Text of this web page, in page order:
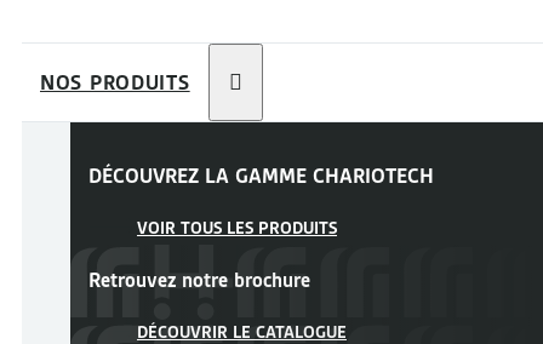
NOS PRODUITS
DÉCOUVREZ LA GAMME CHARIOTECH
VOIR TOUS LES PRODUITS
Retrouvez notre brochure
DÉCOUVRIR LE CATALOGUE